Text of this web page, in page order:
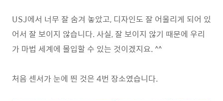
USJ에서 너무 잘 숨겨 놓았고, 디자인도 잘 어울리게 되어 있
어서 잘 보이지 않습니다. 사실, 잘 보이지 않기 때문에 우리
가 마법 세계에 몰입할 수 있는 것이겠지요. ^^
처음 센서가 눈에 띈 것은 4번 장소였습니다.